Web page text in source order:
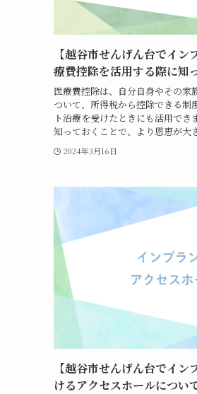
【越谷市せんげん台でイ
療費控除を活用する際に知
医療費控除は、自分自身やその家
ついて、所得税から控除できる制
ト治療を受けたときにも活用で
知っておくことで、より恩恵が大
2024年3月16日
【越谷市せんげん台でイ
けるアクセスホールについ